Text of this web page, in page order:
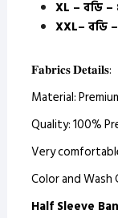
XL – বডি
XXL– বডি
𝐅𝐚𝐛𝐫𝐢𝐜𝐬 𝐃𝐞𝐭𝐚𝐢𝐥𝐬:
Material:
Quality: 100%
Very
Color and Wash
Half Sleeve